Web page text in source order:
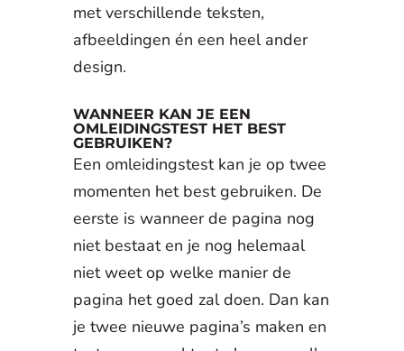
met verschillende teksten,
afbeeldingen én een heel ander
design.
WANNEER KAN JE EEN
OMLEIDINGSTEST HET BEST
GEBRUIKEN?
Een omleidingstest kan je op twee
momenten het best gebruiken. De
eerste is wanneer de pagina nog
niet bestaat en je nog helemaal
niet weet op welke manier de
pagina het goed zal doen. Dan kan
je twee nieuwe pagina’s maken en